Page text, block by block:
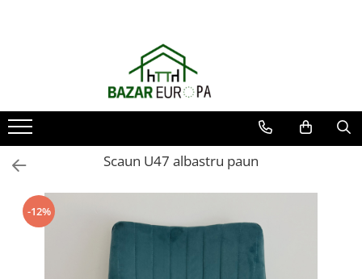
Scaun U47 albastru paun
-12%